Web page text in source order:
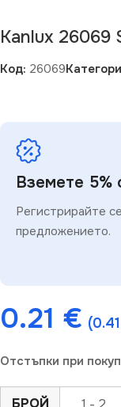
Kanlux 26069
Код: 26069
Вземете 5%
Регистрирайте
предложението.
0.21 €
Отстъпки при